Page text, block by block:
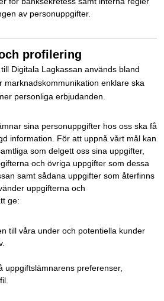
av personuppgifter.
profilering
Digitala Lagkassan används bland
marknadskommunikation enklare ska
personliga erbjudanden.
sina personuppgifter hos oss ska få
information. För att uppnå vårt mål kan
som delgett oss sina uppgifter,
och övriga uppgifter som dessa
samt sådana uppgifter som återfinns
uppgifterna och
ge:
till våra under och potentiella kunder
uppgiftslämnarens preferenser,